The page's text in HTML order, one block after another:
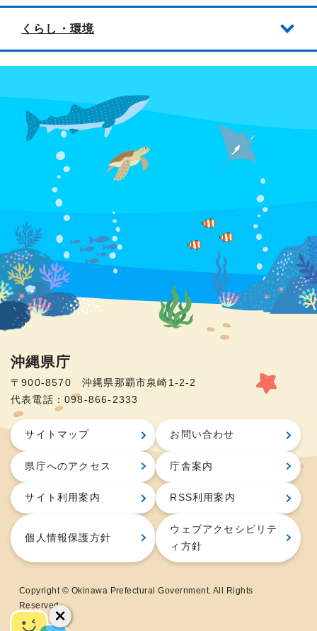
くらし・環境
沖縄県庁
〒900-8570 沖縄県那覇市泉崎1-2-2
代表電話：098-866-2333
サイトマップ お問い合わせ
県庁へのアクセス 庁舎案内
サイト利用案内 RSS利用案内
個人情報保護方針
ウェブアクセシビリテ
ィ方針
Copyright © Okinawa Prefectural Government. All Rights
Reserved.